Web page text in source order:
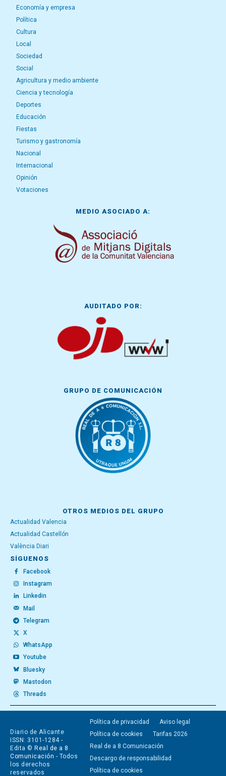
Economía y empresa
Política
Cultura
Local
Sociedad
Social
Agricultura y medio ambiente
Ciencia y tecnología
Deportes
Educación
Fiestas
Turismo y gastronomía
Nacional
Internacional
Opinión
Votaciones
MEDIO ASOCIADO A:
AUDITADO POR:
GRUPO DE COMUNICACIÓN
OTROS MEDIOS DEL GRUPO
Actualidad Valencia
Actualidad Castellón
València Diari
SÍGUENOS
Facebook
Instagram
Linkedin
Mail
Telegram
X
WhatsApp
Youtube
Bluesky
Mastodon
Threads
Diario de Alicante
ISSN: 3101-1284 -
Edita © Real de a 8
Comunicación - Todos
los derechos
reservados
Política de privacidad
Aviso legal
Política de cookies
Tarifas 2026
Real de a 8 Comunicación
Descargo de responsabilidad
Política de cookies